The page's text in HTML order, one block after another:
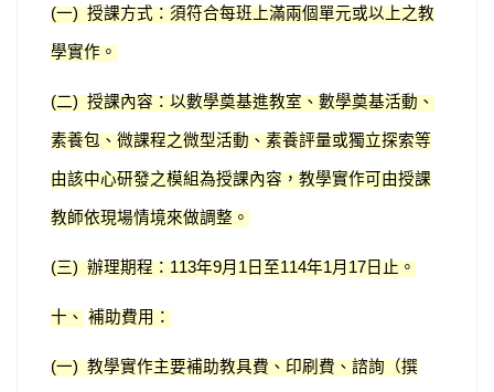
(一) 授課方式：須符合每班上滿兩個單元或以上之教
學實作。
(二) 授課內容：以數學奠基進教室、數學奠基活動、
素養包、微課程之微型活動、素養評量或獨立探索等
由該中心研發之模組為授課內容，教學實作可由授課
教師依現場情境來做調整。
(三) 辦理期程：113年9月1日至114年1月17日止。
十、 補助費用：
(一) 教學實作主要補助教具費、印刷費、諮詢（撰